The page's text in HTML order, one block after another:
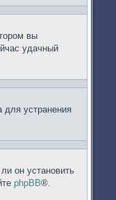
вы
удачный
для устранения
он установить
phpBB®.